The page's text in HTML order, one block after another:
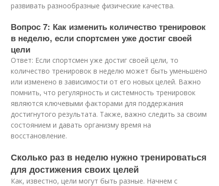
развивать разнообразные физические качества.
Вопрос 7: Как изменить количество тренировок
в неделю, если спортсмен уже достиг своей
цели
Ответ: Если спортсмен уже достиг своей цели, то
количество тренировок в неделю может быть уменьшено
или изменено в зависимости от его новых целей. Важно
помнить, что регулярность и системность тренировок
являются ключевыми факторами для поддержания
достигнутого результата. Также, важно следить за своим
состоянием и давать организму время на
восстановление.
Сколько раз в неделю нужно тренироваться
для достижения своих целей
Как, известно, цели могут быть разные. Начнем с